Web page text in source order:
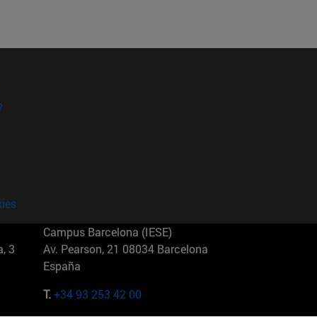
3
Campus Barcelona (IESE)
Av. Pearson, 21 08034 Barcelona
España
T.+34 93 253 42 00